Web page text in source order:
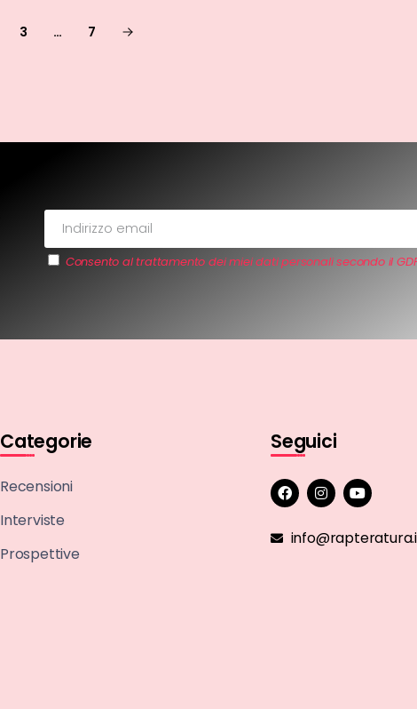
3 … 7
Consento al trattamento dei miei dati personali secondo il
Categorie
Recensioni
Interviste
Prospettive
Seguici